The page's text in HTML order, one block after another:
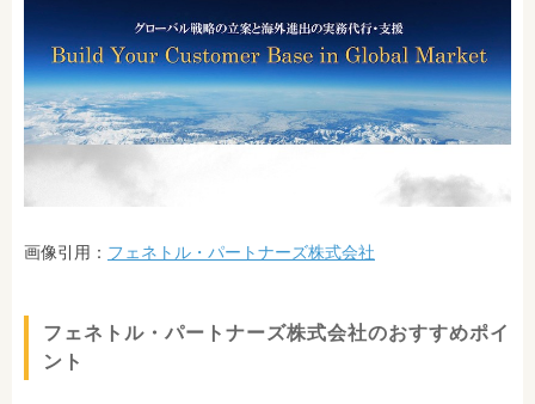
画像引用： フェネトル・パートナーズ株式会社
フェネトル・パートナーズ株式会社のおすすめポイ
ント